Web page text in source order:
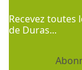
Recevez
de Duras...